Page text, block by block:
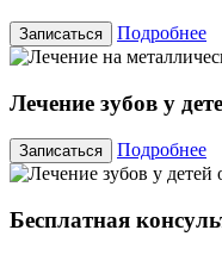
Записаться Подробнее
Лечение зубов у
Записаться Подробнее
Бесплатная